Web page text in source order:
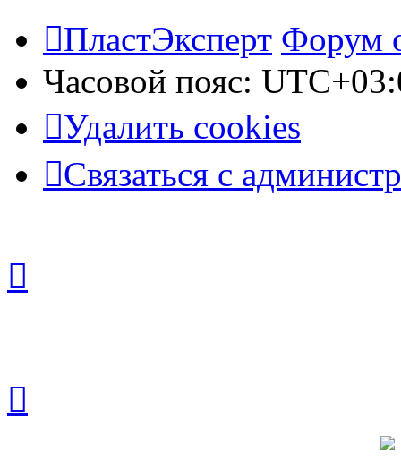
ПластЭксперт Форум
Часовой пояс:
Удалить cookies
Связаться с